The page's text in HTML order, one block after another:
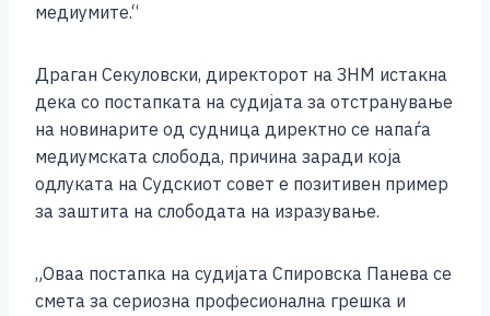
медиумите.“
Драган Секуловски, директорот на ЗНМ истакна
дека со постапката на судијата за отстранување
на новинарите од судница директно се напаѓа
медиумската слобода, причина заради која
одлуката на Судскиот совет е позитивен пример
за заштита на слободата на изразување.
„Оваа постапка на судијата Спировска Панева се
смета за сериозна професионална грешка и